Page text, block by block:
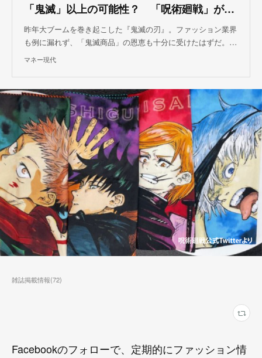
「鬼滅」以上の可能性？ 「呪術廻戦」が不況のファッション業界を救うかもしれないワケ（磯部 孝） @moneygendai
昨年大ブームを巻き起こした『鬼滅の刃』。ファッション業界
も例に漏れず、「鬼滅商品」の恩恵も十分に受けたはずだ。…
マネー現代
雑誌掲載情報(72)
Facebookのフォローで、定期的にファッション情